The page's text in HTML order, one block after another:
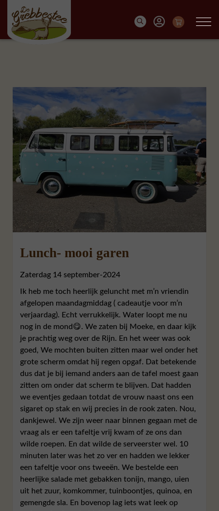
Lunch- mooi garen
Zaterdag 14 september-2024
Ik heb me toch heerlijk geluncht met m’n vriendin
afgelopen maandagmiddag ( cadeautje voor m’n
verjaardag). Echt verrukkelijk. Water loopt me nu
nog in de mond😋. We zaten bij Moeke, en daar kijk
je prachtig weg over de Rijn. En het weer was ook
goed, We mochten buiten zitten maar wel onder het
grote scherm omdat hij regen opgaf. Dat betekende
dus dat je bij iemand anders aan de tafel moest gaan
zitten om onder dat scherm te blijven. Dat hadden
we eventjes gedaan totdat de vrouw naast ons een
sigaret op stak en wij precies in de rook zaten. Nou,
dankjewel. We zijn weer naar binnen gegaan met de
vraag als er een tafeltje vrij kwam of ze ons dan
wilde roepen. En dat wilde de serveerster wel. 10
minuten later was het zo ver en hadden we lekker
een tafeltje voor ons tweeën. We bestelde een
heerlijke salade met gebakken tonijn, mango, uien
uit het zuur, komkommer, tuinboontjes, quinoa, en
gemengde sla. En bovenop lag iets wat leek op